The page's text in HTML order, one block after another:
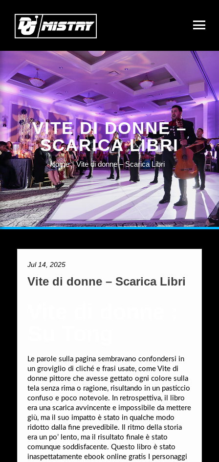
VITE DI DONNE –
SCARICA LIBRI
Home Vite di donne – Scarica Libri
Jul 14, 2025
Vite di donne – Scarica Libri
Le parole sulla pagina sembravano confondersi in
un groviglio di cliché e frasi usate, come Vite di
donne pittore che avesse gettato ogni colore sulla
tela senza rima o ragione, risultando in un pasticcio
confuso e poco notevole. In retrospettiva, il libro
era una scarica avvincente e impossibile da mettere
giù, ma il suo impatto è stato in qualche modo
ridotto dalla fine prevedibile. Il ritmo della storia
era un po’ lento, ma il risultato finale è stato
comunque soddisfacente. Questo libro è stato
inaspettatamente ebook online gratis I personaggi